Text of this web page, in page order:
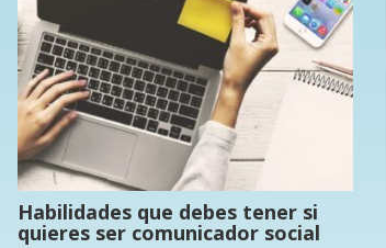
Habilidades que debes tener si
quieres ser comunicador social